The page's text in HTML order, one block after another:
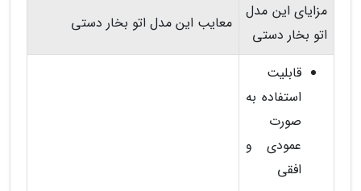
مزایای این مدل
اتو بخار دستی
معایب این مدل اتو بخار دستی
قابلیت
استفاده به
صورت
عمودی و
افقی